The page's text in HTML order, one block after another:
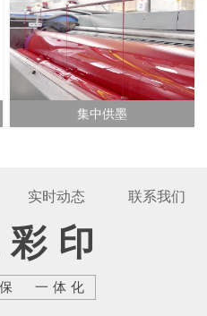
集中供墨
实时动态 联系我们
印
一体化